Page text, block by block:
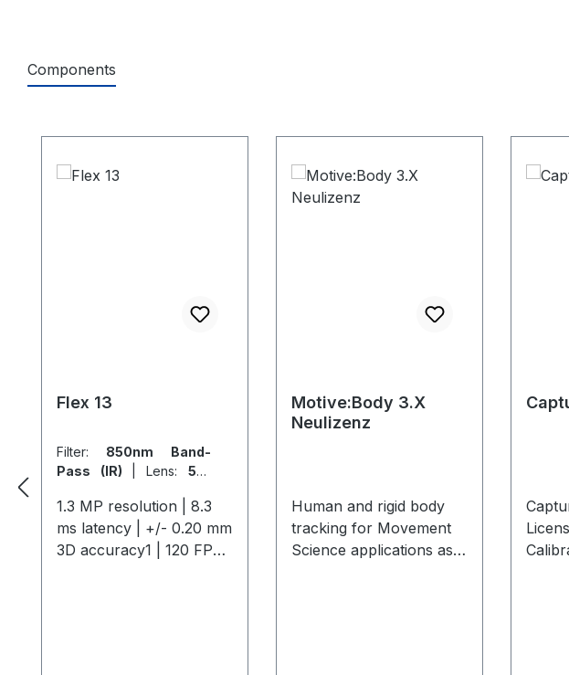
Components
Flex 13
Filter: 850nm Band-
Pass (IR)
Lens: 56°
1.3 MP resolution | 8.3
ms latency | +/- 0.20 mm
3D accuracy1 | 120 FPS
Motive:Body 3.X
Neulizenz
Human and rigid body
tracking for Movement
Science applications as